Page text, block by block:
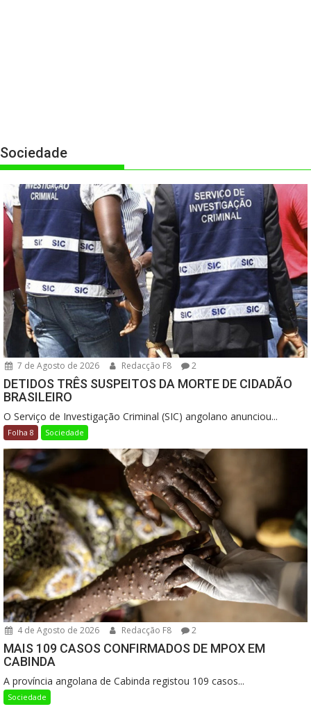
Sociedade
7 de Agosto de 2026 Redacção F8 2
DETIDOS TRÊS SUSPEITOS DA MORTE DE CIDADÃO
BRASILEIRO
O Serviço de Investigação Criminal (SIC) angolano anunciou...
Folha 8 Sociedade
4 de Agosto de 2026 Redacção F8 2
MAIS 109 CASOS CONFIRMADOS DE MPOX EM
CABINDA
A província angolana de Cabinda registou 109 casos...
Sociedade